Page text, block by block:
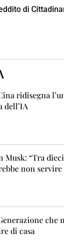
di
ridisegna
dell’IA
Musk: “Tra
non servire
che
di casa